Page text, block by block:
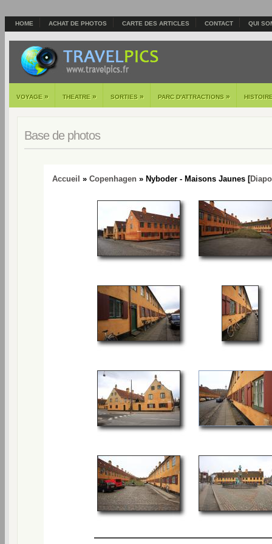
HOME ACHAT DE PHOTOS CARTE DES ARTICLES CONTACT QUI
VOYAGE » THEATRE » SORTIES » PARC D'ATTRACTIONS »
Base de photos
Accueil » Copenhagen » Nyboder - Maisons Jaunes [